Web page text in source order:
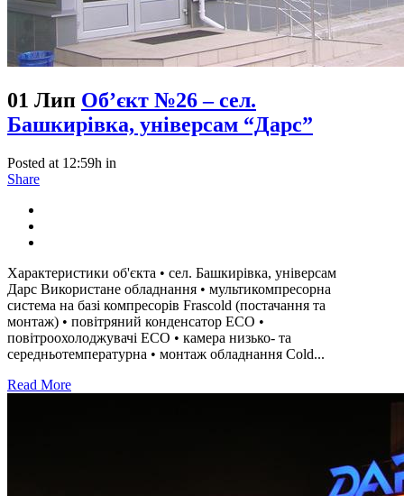
01 Лип Об’єкт №26 – сел.
Башкирівка, універсам “Дарс”
Posted at 12:59h in
Share
Характеристики об'єкта • сел. Башкирівка, універсам
Дарс Використане обладнання • мультикомпресорна
система на базі компресорів Frascold (постачання та
монтаж) • повітряний конденсатор ЕСО •
повітроохолоджувачі ЕСО • камера низько- та
середньотемпературна • монтаж обладнання Cold...
Read More